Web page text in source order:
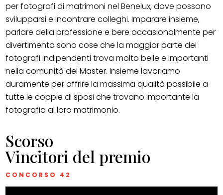
per fotografi di matrimoni nel Benelux, dove possono
svilupparsi e incontrare colleghi. Imparare insieme,
parlare della professione e bere occasionalmente per
divertimento sono cose che la maggior parte dei
fotografi indipendenti trova molto belle e importanti
nella comunità dei Master. Insieme lavoriamo
duramente per offrire la massima qualità possibile a
tutte le coppie di sposi che trovano importante la
fotografia al loro matrimonio.
Scorso
Vincitori del premio
CONCORSO 42